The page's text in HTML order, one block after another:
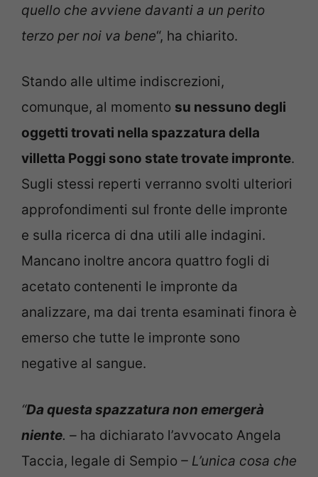
quello che avviene davanti a un perito
terzo per noi va bene“, ha chiarito.
Stando alle ultime indiscrezioni,
comunque, al momento su nessuno degli
oggetti trovati nella spazzatura della
villetta Poggi sono state trovate impronte.
Sugli stessi reperti verranno svolti ulteriori
approfondimenti sul fronte delle impronte
e sulla ricerca di dna utili alle indagini.
Mancano inoltre ancora quattro fogli di
acetato contenenti le impronte da
analizzare, ma dai trenta esaminati finora è
emerso che tutte le impronte sono
negative al sangue.
“Da questa spazzatura non emergerà
niente. – ha dichiarato l’avvocato Angela
Taccia, legale di Sempio – L’unica cosa che